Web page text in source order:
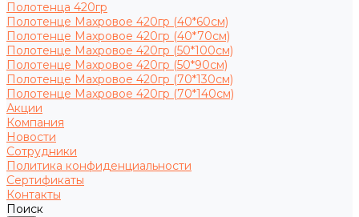
Полотенца 420гр
Полотенце Махровое 420гр (40*60см)
Полотенце Махровое 420гр (40*70см)
Полотенце Махровое 420гр (50*100см)
Полотенце Махровое 420гр (50*90см)
Полотенце Махровое 420гр (70*130см)
Полотенце Махровое 420гр (70*140см)
Акции
Компания
Новости
Сотрудники
Политика конфиденциальности
Сертификаты
Контакты
Поиск